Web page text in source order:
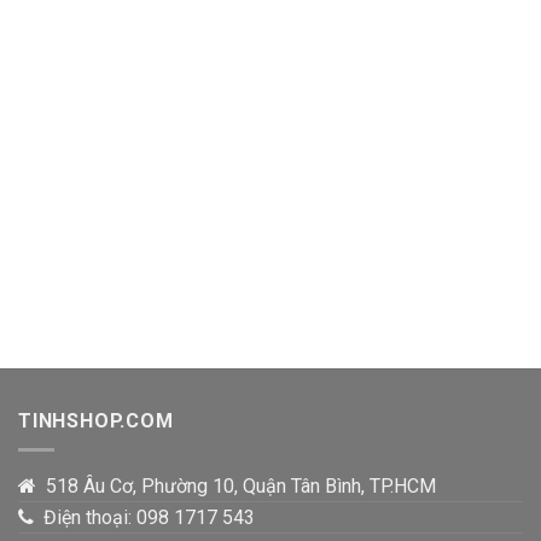
TINHSHOP.COM
518 Âu Cơ, Phường 10, Quận Tân Bình, TP.HCM
Điện thoại: 098 1717 543